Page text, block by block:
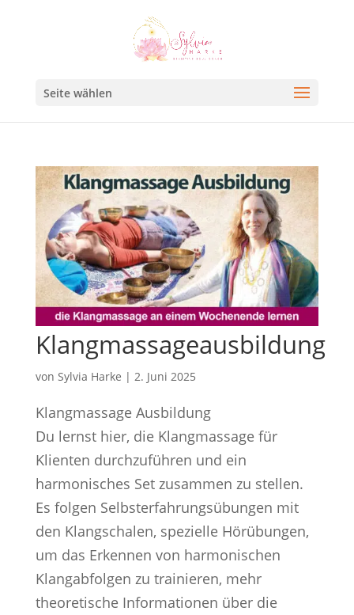
Seite wählen
Klangmassageausbildung
von Sylvia Harke | 2. Juni 2025
Klangmassage Ausbildung
Du lernst hier, die Klangmassage für
Klienten durchzuführen und ein
harmonisches Set zusammen zu stellen.
Es folgen Selbsterfahrungsübungen mit
den Klangschalen, spezielle Hörübungen,
um das Erkennen von harmonischen
Klangabfolgen zu trainieren, mehr
theoretische Informationen über die